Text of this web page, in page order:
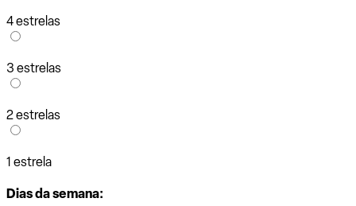
4 estrelas
3 estrelas
2 estrelas
1 estrela
Dias da semana: